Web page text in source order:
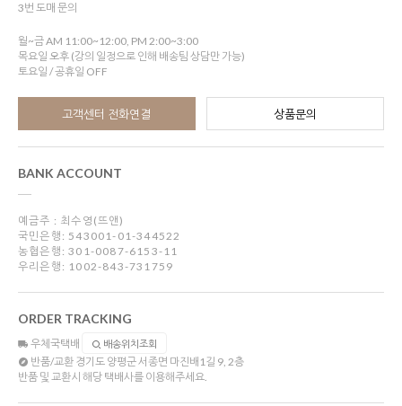
3번 도매 문의
월~금 AM 11:00~12:00, PM 2:00~3:00
목요일 오후 (강의 일정으로 인해 배송팀 상담만 가능)
토요일 / 공휴일 OFF
고객센터 전화연결 상품문의
BANK ACCOUNT
예금주 : 최수영(뜨앤)
국민은행: 543001-01-344522
농협은행: 301-0087-6153-11
우리은행: 1002-843-731759
ORDER TRACKING
우체국택배 배송위치조회
반품/교환 경기도 양평군 서종면 마진배1길 9, 2층
반품 및 교환시 해당 택배사를 이용해주세요.